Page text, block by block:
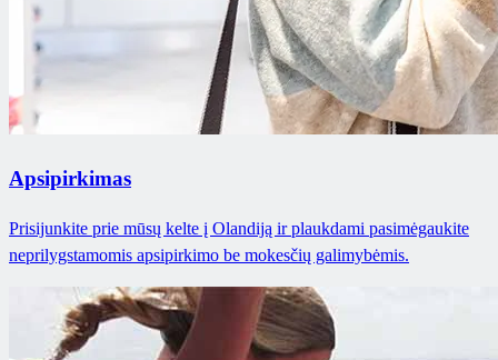
Apsipirkimas
Prisijunkite prie mūsų kelte į Olandiją ir plaukdami pasimėgaukite
neprilygstamomis apsipirkimo be mokesčių galimybėmis.